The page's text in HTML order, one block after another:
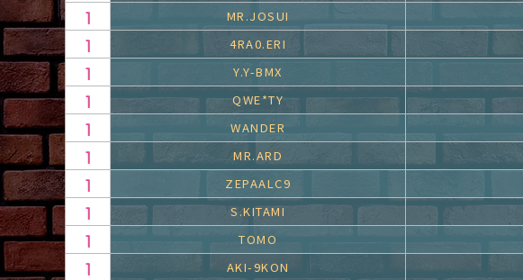
MR.JOSUI
4RA0.ERI
Y.Y-BMX
QWE*TY
WANDER
MR.ARD
ZEPAALC9
S.KITAMI
TOMO
AKI-9KON